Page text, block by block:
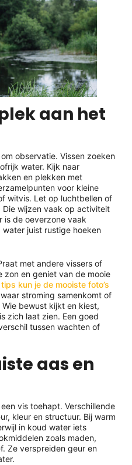
aan het
observatie. Vissen zoeken
water. Kijk naar
en plekken met
voor kleine
witvis. Let op luchtbellen of
wijzen vaak op activiteit
is de oeverzone vaak
juist rustige hoeken
met andere vissers of
en geniet van de mooie
kun je de mooiste foto’s
stroming samenkomt of
bewust kijkt en kiest,
zich laat zien. Een goed
tussen wachten of
aas en
vis toehapt. Verschillende
kleur en structuur. Bij warm
in koud water iets
zoals maden,
Ze verspreiden geur en